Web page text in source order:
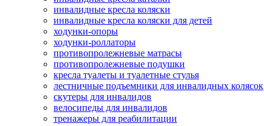
инвалидные кресла коляски
инвалидные кресла коляски для детей
ходунки-опоры
ходунки-роллаторы
противопролежневые матрасы
противопролежневые подушки
кресла туалеты и туалетные стулья
лестничные подъемники для инвалидных колясок
скутеры для инвалидов
велосипеды для инвалидов
тренажеры для реабилитации